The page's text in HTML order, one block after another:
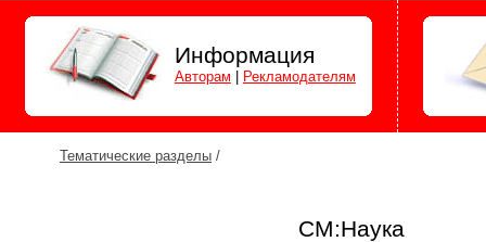
Информация
Авторам Рекламодателям
Тематические разделы /
СМ:Наука